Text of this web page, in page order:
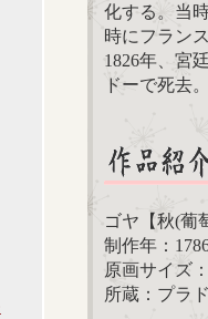
化する。当
時にフラン
1826年、宮
ドーで死去
ゴヤ【秋(葡
制作年：
原画サイズ
所蔵：プラ